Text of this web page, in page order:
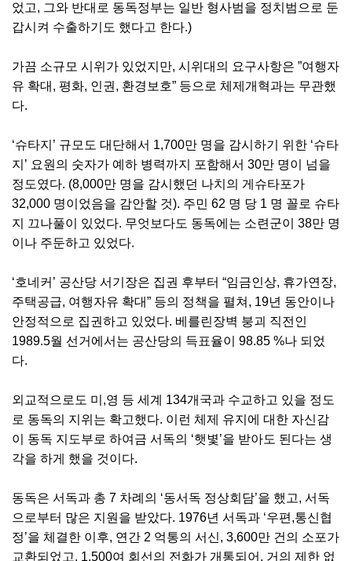
었고, 그와 반대로 동독정부는 일반 형사범을 정치범으로 둔
갑시켜 수출하기도 했다고 한다.)
가끔 소규모 시위가 있었지만, 시위대의 요구사항은 ”여행자
유 확대, 평화, 인권, 환경보호” 등으로 체제개혁과는 무관했
다.
‘슈타지’ 규모도 대단해서 1,700만 명을 감시하기 위한 ‘슈타
지’ 요원의 숫자가 예하 병력까지 포함해서 30만 명이 넘을
정도였다. (8,000만 명을 감시했던 나치의 게슈타포가
32,000 명이었음을 감안할 것). 주민 62 명 당 1 명 꼴로 슈타
지 끄나풀이 있었다. 무엇보다도 동독에는 소련군이 38만 명
이나 주둔하고 있었다.
‘호네커’ 공산당 서기장은 집권 후부터 “임금인상, 휴가연장,
주택공급, 여행자유 확대” 등의 정책을 펼쳐, 19년 동안이나
안정적으로 집권하고 있었다. 베를린장벽 붕괴 직전인
1989.5월 선거에서는 공산당의 득표율이 98.85 %나 되었
다.
외교적으로도 미,영 등 세계 134개국과 수교하고 있을 정도
로 동독의 지위는 확고했다. 이런 체제 유지에 대한 자신감
이 동독 지도부로 하여금 서독의 ‘햇볓’을 받아도 된다는 생
각을 하게 했을 것이다.
동독은 서독과 총 7 차례의 ‘동서독 정상회담’을 했고, 서독
으로부터 많은 지원을 받았다. 1976년 서독과 ‘우편,통신협
정’을 체결한 이후, 연간 2 억통의 서신, 3,600만 건의 소포가
교환되었고, 1,500여 회선의 전화가 개통되어, 거의 제한 없